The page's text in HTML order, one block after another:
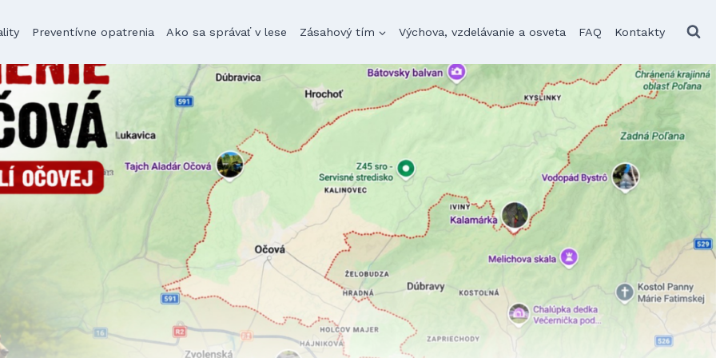
Preventívne opatrenia Ako sa správať v lese Zásahový tím Výchova, vzdelávanie a osveta FAQ Kontakty